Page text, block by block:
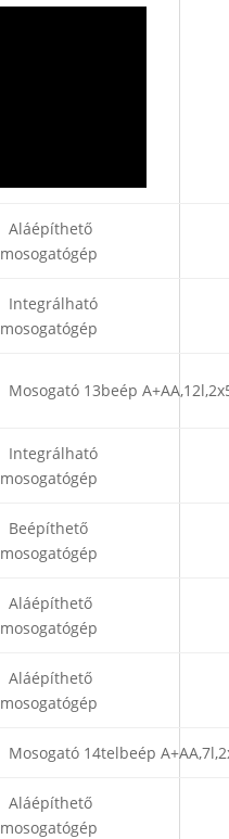
Aláépíthető
mosogatógép
Integrálható
mosogatógép
Mosogató 13beép
Integrálható
mosogatógép
Beépíthető
mosogatógép
Aláépíthető
mosogatógép
Aláépíthető
mosogatógép
Mosogató 14telbeép
Aláépíthető
mosogatógép